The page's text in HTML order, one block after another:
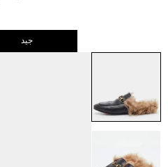
جيد